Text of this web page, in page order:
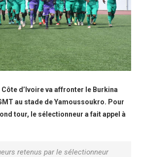
d’Ivoire va affronter le Burkina
au stade de Yamoussoukro. Pour
tour, le sélectionneur a fait appel à
retenus par le sélectionneur